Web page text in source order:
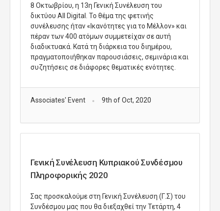
8 Οκτωβρίου, η 13η Γενική Συνέλευση του
δικτύου All Digital. Το θέμα της φετινής
συνέλευσης ήταν «Ικανότητες για το Μέλλον» και
πέραν των 400 ατόμων συμμετείχαν σε αυτή
διαδικτυακά. Κατά τη διάρκεια του διημέρου,
πραγματοποιήθηκαν παρουσιάσεις, σεμινάρια και
συζητήσεις σε διάφορες θεματικές ενότητες.
Associates' Event 9th of Oct, 2020
Γενική Συνέλευση Κυπριακού Συνδέσμου
Πληροφορικής 2020
Σας προσκαλούμε στη Γενική Συνέλευση (Γ.Σ) του
Συνδέσμου μας που θα διεξαχθεί την Τετάρτη, 4